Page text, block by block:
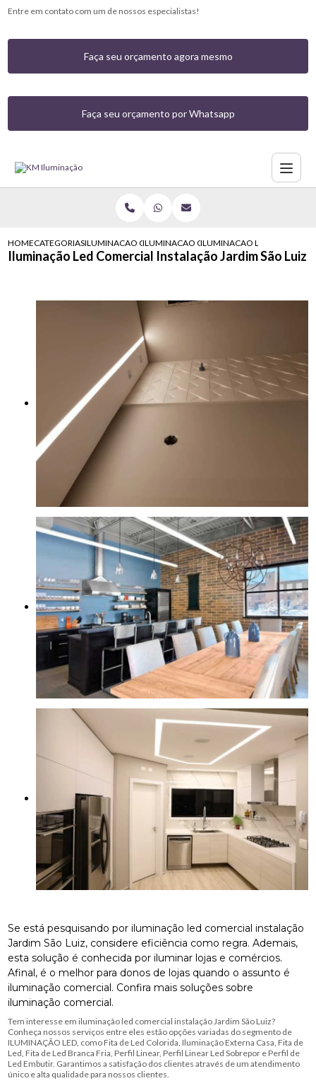
Entre em contato com um de nossos especialistas!
Faça seu orçamento agora mesmo
Faça seu orçamento por Whatsapp
HOMECATEGORIASILUMINACAO COMERCIALILUMINACAO COMERCIAL COM LED
ILUMINACAO LED
Iluminação Led Comercial Instalação Jardim São Luiz
Se está pesquisando por iluminação led comercial instalação
Jardim São Luiz, considere eficiência como regra. Ademais,
esta solução é conhecida por iluminar lojas e comércios.
Afinal, é o melhor para donos de lojas quando o assunto é
iluminação comercial. Confira mais soluções sobre
iluminação comercial.
Tem interesse em iluminação led comercial instalação Jardim São Luiz?
Conheça nossos serviços entre eles estão opções variadas do segmento de
ILUMINAÇÃO LED, como Fita de Led Colorida, Iluminação Externa Casa, Fita de
Led, Fita de Led Branca Fria, Perfil Linear, Perfil Linear Led Sobrepor e Perfil de
Led Embutir. Garantimos a satisfação dos clientes através de um atendimento
único e alta qualidade para nossos clientes.